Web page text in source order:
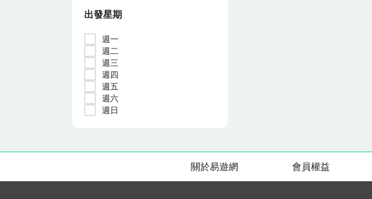
出發星期
週一
週二
週三
週四
週五
週六
週日
關於易遊網 會員權益